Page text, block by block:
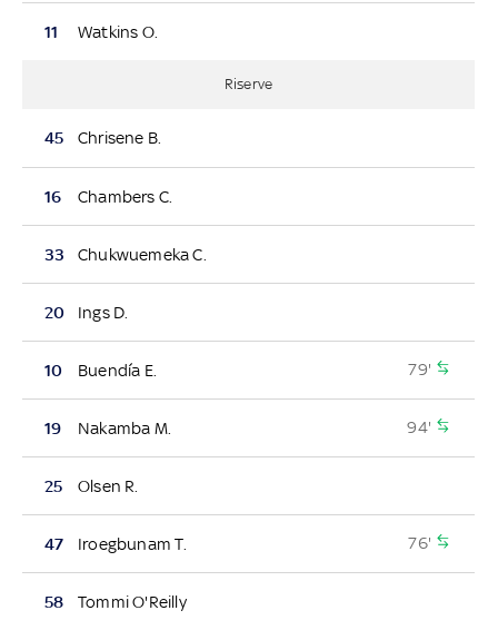
11 Watkins O.
Riserve
45 Chrisene B.
16 Chambers C.
33 Chukwuemeka C.
20 Ings D.
10 Buendía E. 79'
19 Nakamba M. 94'
25 Olsen R.
47 Iroegbunam T. 76'
58 Tommi O'Reilly